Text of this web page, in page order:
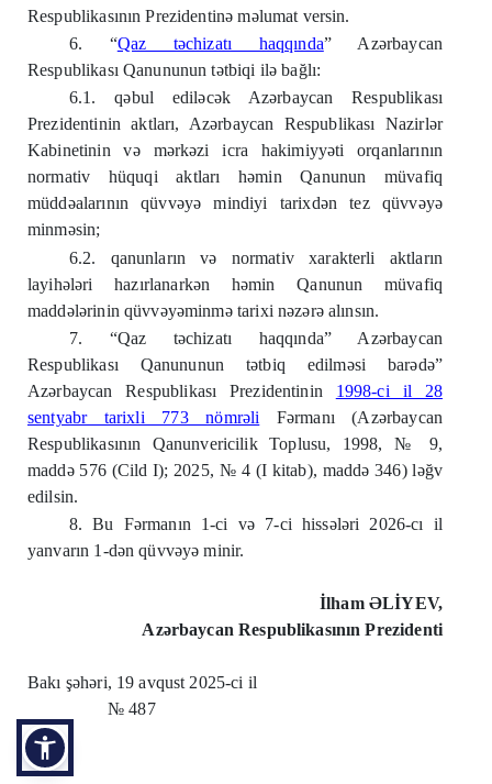
Respublikasının Prezidentinə məlumat versin.
6. “Qaz təchizatı haqqında” Azərbaycan
Respublikası Qanununun tətbiqi ilə bağlı:
6.1. qəbul ediləcək Azərbaycan Respublikası
Prezidentinin aktları, Azərbaycan Respublikası Nazirlər
Kabinetinin və mərkəzi icra hakimiyyəti orqanlarının
normativ hüquqi aktları həmin Qanunun müvafiq
müddəalarının qüvvəyə mindiyi tarixdən tez qüvvəyə
minməsin;
6.2. qanunların və normativ xarakterli aktların
layihələri hazırlanarkən həmin Qanunun müvafiq
maddələrinin qüvvəyəminmə tarixi nəzərə alınsın.
7. “Qaz təchizatı haqqında” Azərbaycan
Respublikası Qanununun tətbiq edilməsi barədə”
Azərbaycan Respublikası Prezidentinin 1998-ci il 28
sentyabr tarixli 773 nömrəli Fərmanı (Azərbaycan
Respublikasının Qanunvericilik Toplusu, 1998, № 9,
maddə 576 (Cild I); 2025, № 4 (I kitab), maddə 346) ləğv
edilsin.
8. Bu Fərmanın 1-ci və 7-ci hissələri 2026-cı il
yanvarın 1-dən qüvvəyə minir.
İlham ƏLİYEV,
Azərbaycan Respublikasının Prezidenti
Bakı şəhəri, 19 avqust 2025-ci il
№487